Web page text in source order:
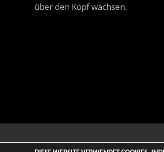
über den Kopf wachsen.
© 2026 ENTERTAINMENT BASE – Life